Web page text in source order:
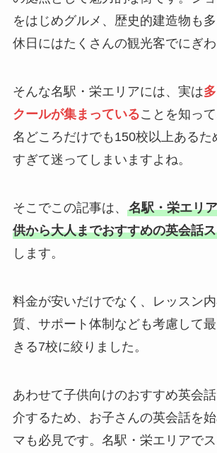
をはじめグルメ、歴史的建造物も多
休日にはたくさんの観光客でにぎわ
そんな名駅・栄エリアには、実は
クールが集まっていることを知っ
名どころだけでも150校以上あるた
すぎて迷ってしまいますよね。
そこでこの記事は、 名駅・栄エリ
供から大人までおすすめの英会話
します。
料金が安いだけでなく、レッスン
質、サポート体制なども考慮して
きる7校に絞りました。
あわせて子供向けのおすすめ英会
介するため、お子さんの英会話を
マも必見です。名駅・栄エリアで